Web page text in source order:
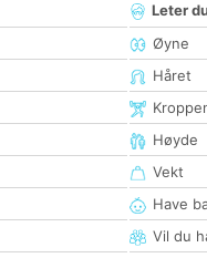
Leter
Øyne
Håret
Høyde
Vekt
Have
Vil du